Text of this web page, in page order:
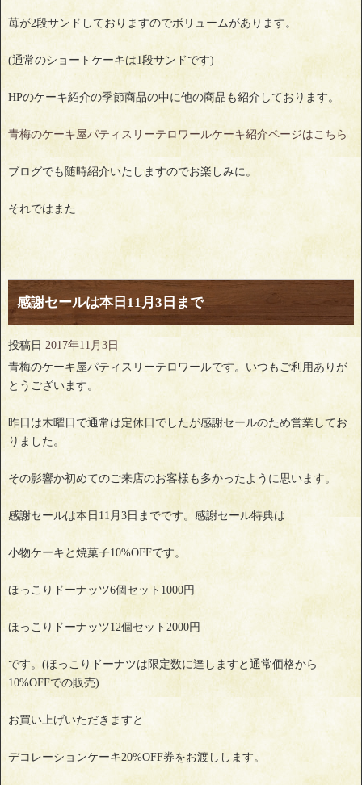
苺が2段サンドしておりますのでボリュームがあります。
(通常のショートケーキは1段サンドです)
HPのケーキ紹介の季節商品の中に他の商品も紹介しております。
青梅のケーキ屋パティスリーテロワールケーキ紹介ページはこちら
ブログでも随時紹介いたしますのでお楽しみに。
それではまた
感謝セールは本日11月3日まで
投稿日 2017年11月3日
青梅のケーキ屋パティスリーテロワールです。いつもご利用ありが
とうございます。
昨日は木曜日で通常は定休日でしたが感謝セールのため営業してお
りました。
その影響か初めてのご来店のお客様も多かったように思います。
感謝セールは本日11月3日までです。感謝セール特典は
小物ケーキと焼菓子10%OFFです。
ほっこりドーナッツ6個セット1000円
ほっこりドーナッツ12個セット2000円
です。(ほっこりドーナツは限定数に達しますと通常価格から
10%OFFでの販売)
お買い上げいただきますと
デコレーションケーキ20%OFF券をお渡しします。